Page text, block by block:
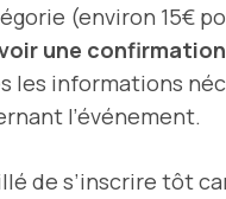
(environ 15€
une
les informations
l’événement.
de s’inscrire tôt